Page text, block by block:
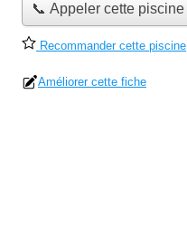
📞 Appeler cette piscine
Recommander cette piscine
Améliorer cette fiche